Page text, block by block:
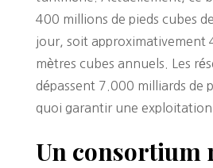
400 millions de pieds cubes
jour, soit approximativement
mètres cubes annuels. Les
dépassent 7.000 milliards de
quoi garantir une exploitation
Un consortium